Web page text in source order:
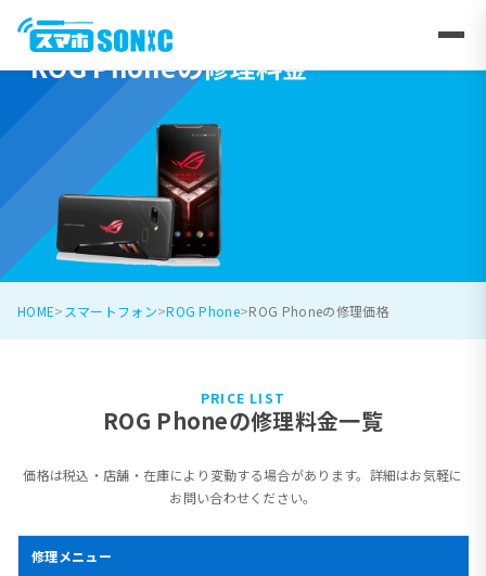
ROG Phoneの修理料金
HOME スマートフォン ROG Phone ROG Phoneの修理価格
PRICE LIST
ROG Phoneの修理料金一覧
価格は税込・店舗・在庫により変動する場合があります。詳細はお気軽に
お問い合わせください。
修理メニュー